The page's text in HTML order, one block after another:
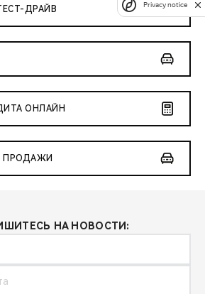
ДРАЙВ
ОНЛАЙН
ПРОДАЖИ
НА НОВОСТИ:
Privacy notice